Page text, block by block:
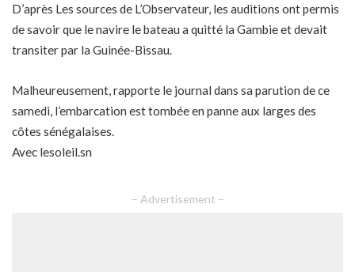
D’après Les sources de L’Observateur, les auditions ont permis
de savoir que le navire le bateau a quitté la Gambie et devait
transiter par la Guinée-Bissau.
Malheureusement, rapporte le journal dans sa parution de ce
samedi, l’embarcation est tombée en panne aux larges des
côtes sénégalaises.
Avec lesoleil.sn
– Advertisement –